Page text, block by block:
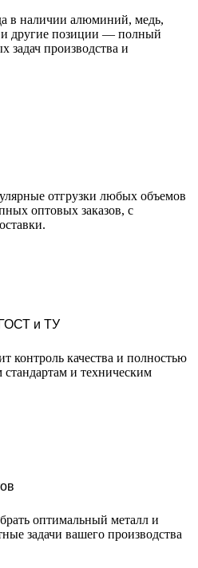
в наличии алюминий, медь,
и другие позиции — полный
задач производства и
отгрузки любых объемов
оптовых заказов, с
и ТУ
контроль качества и полностью
и техническим
оптимальный металл и
задачи вашего производства